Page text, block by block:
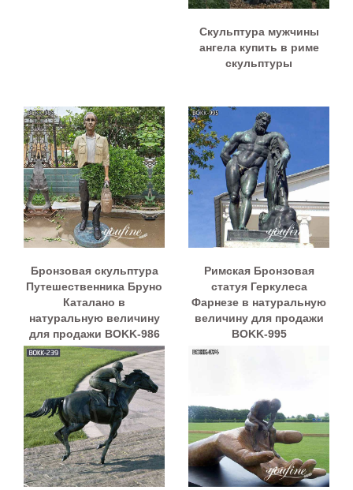
Скульптура мужчины
ангела купить в риме
скульптуры
Бронзовая скульптура
Путешественника Бруно
Каталано в
натуральную величину
для продажи BOKK-986
Римская Бронзовая
статуя Геркулеса
Фарнезе в натуральную
величину для продажи
BOKK-995